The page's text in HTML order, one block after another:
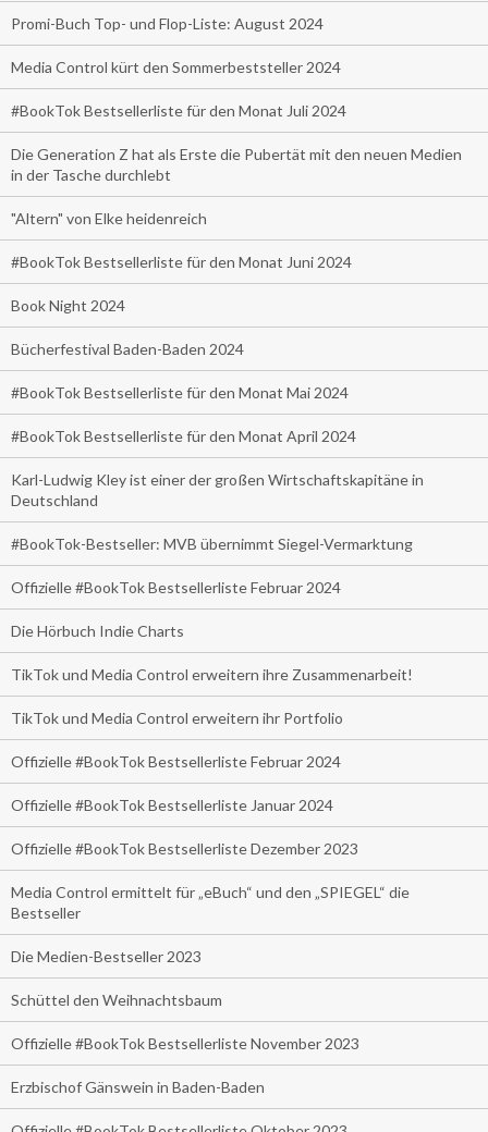
Promi-Buch Top- und Flop-Liste: August 2024
Media Control kürt den Sommerbeststeller 2024
#BookTok Bestsellerliste für den Monat Juli 2024
Die Generation Z hat als Erste die Pubertät mit den neuen Medien
in der Tasche durchlebt
"Altern" von Elke heidenreich
#BookTok Bestsellerliste für den Monat Juni 2024
Book Night 2024
Bücherfestival Baden-Baden 2024
#BookTok Bestsellerliste für den Monat Mai 2024
#BookTok Bestsellerliste für den Monat April 2024
Karl-Ludwig Kley ist einer der großen Wirtschaftskapitäne in
Deutschland
#BookTok-Bestseller: MVB übernimmt Siegel-Vermarktung
Offizielle #BookTok Bestsellerliste Februar 2024
Die Hörbuch Indie Charts
TikTok und Media Control erweitern ihre Zusammenarbeit!
TikTok und Media Control erweitern ihr Portfolio
Offizielle #BookTok Bestsellerliste Februar 2024
Offizielle #BookTok Bestsellerliste Januar 2024
Offizielle #BookTok Bestsellerliste Dezember 2023
Media Control ermittelt für „eBuch“ und den „SPIEGEL“ die
Bestseller
Die Medien-Bestseller 2023
Schüttel den Weihnachtsbaum
Offizielle #BookTok Bestsellerliste November 2023
Erzbischof Gänswein in Baden-Baden